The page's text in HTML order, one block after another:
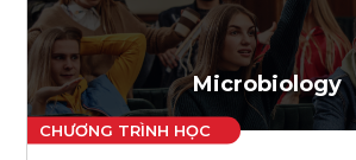
Microbiology